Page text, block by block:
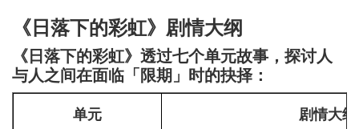
《日落下的彩虹》剧情大纲
《日落下的彩虹》透过七个单元故事，探讨人
与人之间在面临「限期」时的抉择：
单元 剧情大